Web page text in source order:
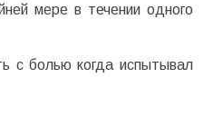
мере в течении одного
с болью когда испытывал